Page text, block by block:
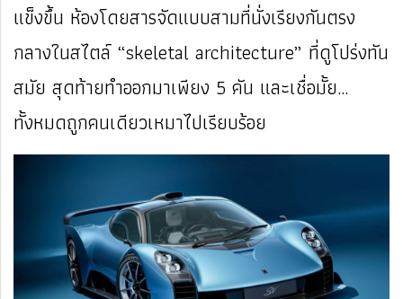
แข็งขึ้น ห้องโดยสารจัดแบบสามที่นั่งเรียงกันตรง
กลางในสไตล์ “skeletal architecture” ที่ดูโปร่งทัน
สมัย สุดท้ายทำออกมาเพียง 5 คัน และเชื่อมั้ย…
ทั้งหมดถูกคนเดียวเหมาไปเรียบร้อย